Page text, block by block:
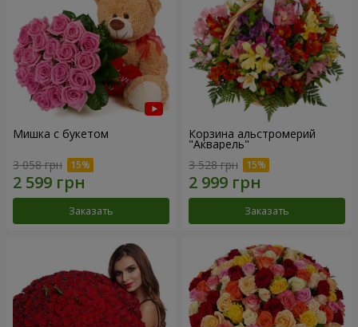
Мишка с букетом
3 058 грн
Заказать
Корзина альстромерий
"Акварель"
3 528 грн
Заказать